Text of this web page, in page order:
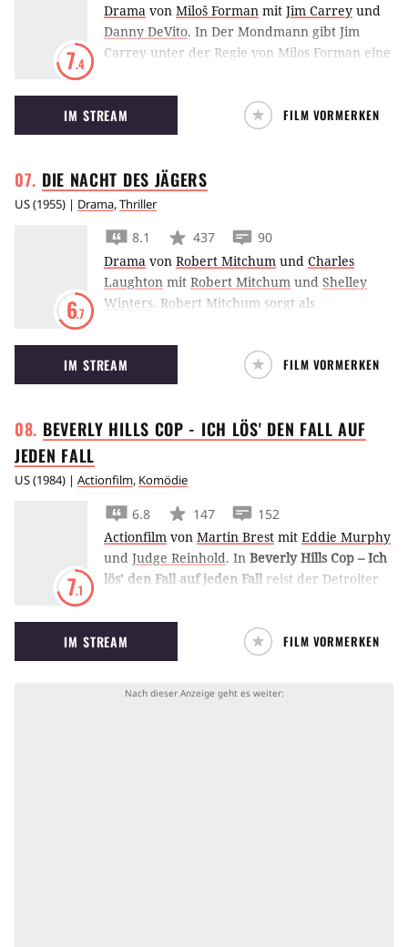
7.4
Drama von Miloš Forman mit Jim Carrey und
Danny DeVito. In Der Mondmann gibt Jim
Carrey unter der Regie von Milos Forman eine
des berühmt-berüchtigten Komikers Andy
Kaufman.
IM STREAM FILM VORMERKEN
DIE NACHT DES JÄGERS
US(1955) | Drama,Thriller
6.7
8.1 437
90
Drama von Robert Mitchum und Charles
Laughton mit Robert Mitchum und Shelley
Winters. Robert Mitchum sorgt als
Laughtons atmosphärischem Thriller Die
Nacht des Jägers für Gänsehaut.
IM STREAM FILM VORMERKEN
BEVERLY HILLS COP - ICH LÖS' DEN FALL AUF
JEDEN FALL
US(1984) | Actionfilm, Komödie
7.1
6.8 147
152
Actionfilm von Martin Brest mit Eddie Murphy
und Judge Reinhold. In Beverly Hills Cop – Ich
lös’ den Fall auf jeden Fallreist der Detroiter
Tod eines guten Freundes zu untersuchen.
IM STREAM FILM VORMERKEN